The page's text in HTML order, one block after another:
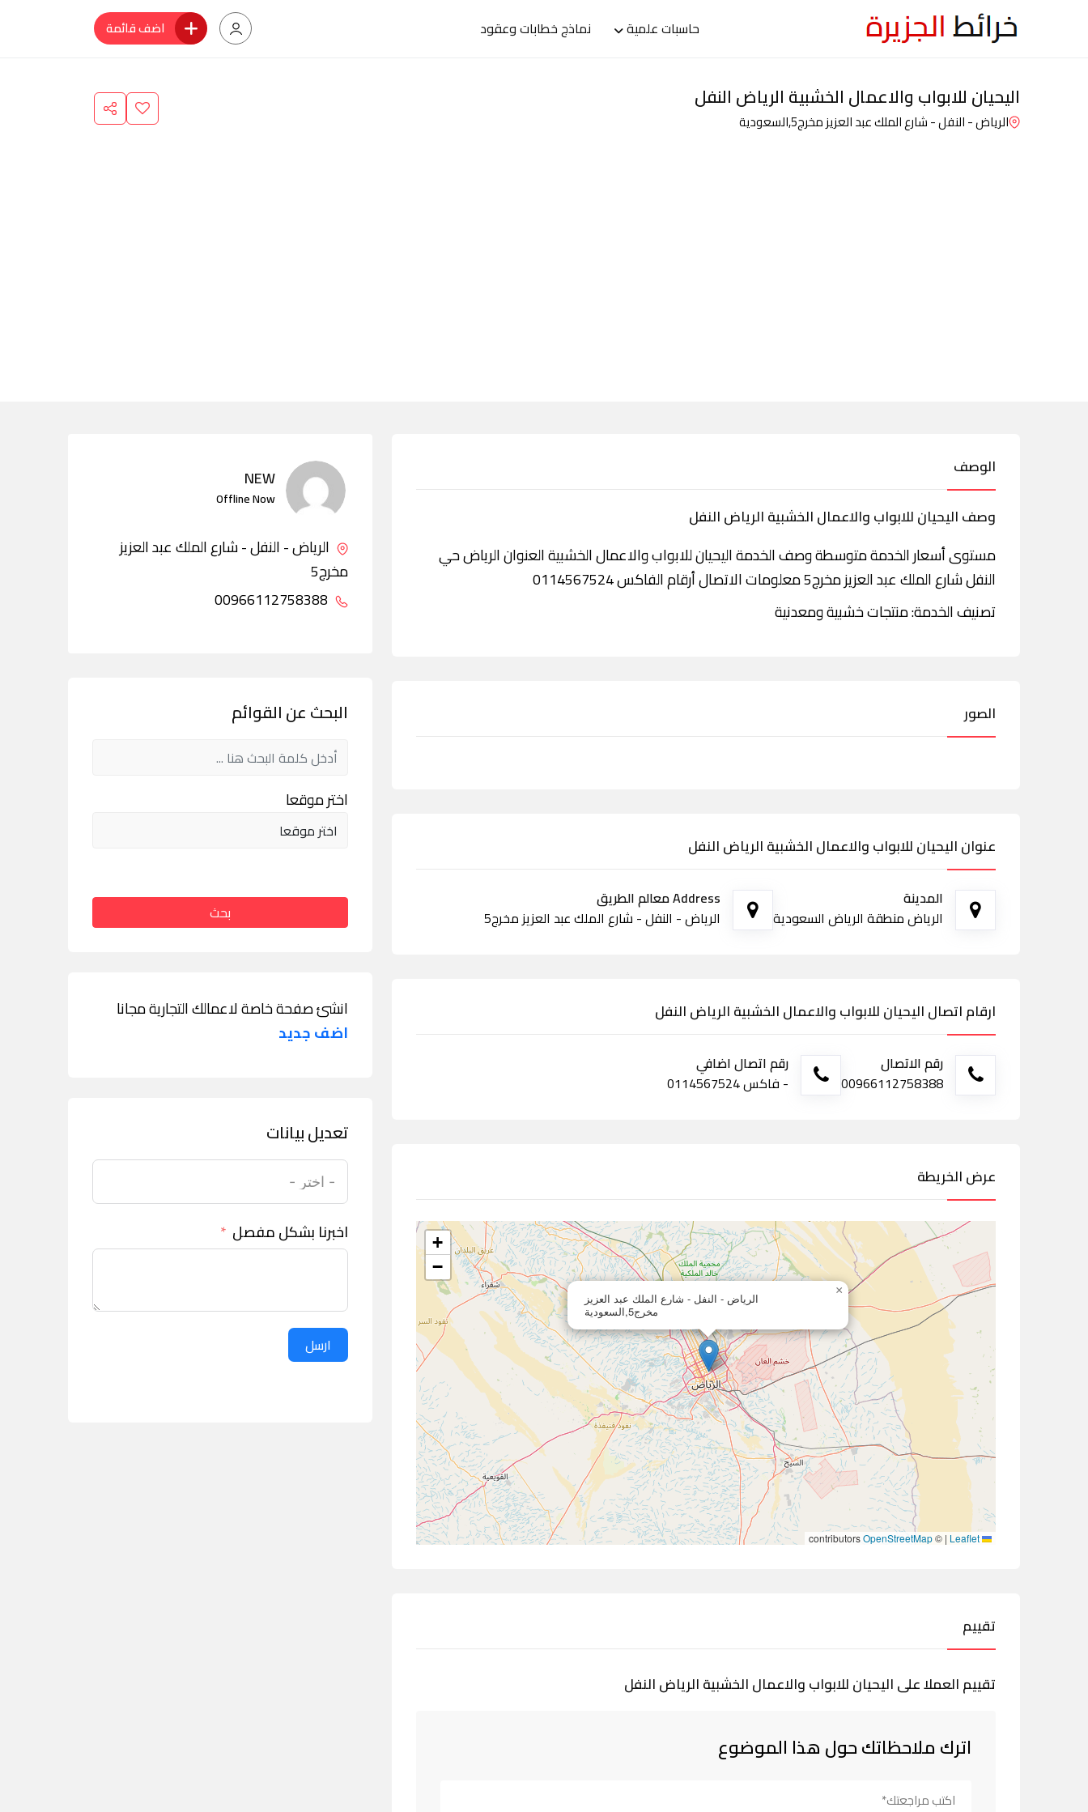
حاسبات علمية نماذج خطابات وعقود اضف قائمة
اليحيان للابواب والاعمال الخشبية الرياض النفل
الرياض - النفل - شارع الملك عبد العزيز مخرج5, السعودية
الوصف
وصف اليحيان للابواب والاعمال الخشبية الرياض النفل
مستوى أسعار الخدمة متوسطة وصف الخدمة اليحيان للابواب والاعمال الخشبية العنوان الرياض حي
النفل شارع الملك عبد العزيز مخرج5 معلومات الاتصال أرقام الفاكس 0114567524
تصنيف الخدمة: منتجات خشبية ومعدنية
الصور
عنوان اليحيان للابواب والاعمال الخشبية الرياض النفل
المدينة
الرياض منطقة الرياض السعودية
Address معالم الطريق
الرياض - النفل - شارع الملك عبد العزيز مخرج5
ارقام اتصال اليحيان للابواب والاعمال الخشبية الرياض النفل
رقم الاتصال
00966112758388
رقم اتصال اضافي
- فاكس 0114567524
عرض الخريطة
الرياض - النفل - شارع الملك عبد العزيز
مخرج5,السعودية
×
+
−
|
©
OpenStreetMap
تقييم
تقييم العملا على اليحيان للابواب والاعمال الخشبية الرياض النفل
اترك ملاحظاتك حول هذا الموضوع
NEW
Offline Now
الرياض - النفل - شارع الملك عبد العزيز
مخرج5
البحث عن القوائم
اختر موقعا
بحث
انشئ صفحة خاصة لاعمالك التجارية مجانا
اضف جديد
تعديل بيانات
اخبرنا بشكل مفصل
ارسل